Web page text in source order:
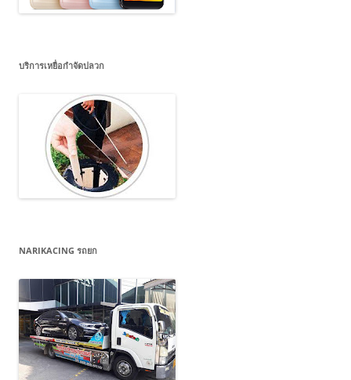
บริการเหยื่อกำจัดปลวก
NARIKACING รถยก